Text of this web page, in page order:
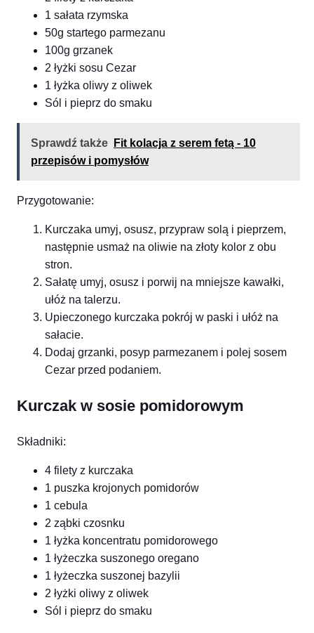
1 sałata rzymska
50g startego parmezanu
100g grzanek
2 łyżki sosu Cezar
1 łyżka oliwy z oliwek
Sól i pieprz do smaku
Sprawdź także
Fit kolacja z serem fetą - 10
przepisów i pomysłów
Przygotowanie:
Kurczaka umyj, osusz, przypraw solą i pieprzem,
następnie usmaż na oliwie na złoty kolor z obu
stron.
Sałatę umyj, osusz i porwij na mniejsze kawałki,
ułóż na talerzu.
Upieczonego kurczaka pokrój w paski i ułóż na
sałacie.
Dodaj grzanki, posyp parmezanem i polej sosem
Cezar przed podaniem.
Kurczak w sosie pomidorowym
Składniki:
4 filety z kurczaka
1 puszka krojonych pomidorów
1 cebula
2 ząbki czosnku
1 łyżka koncentratu pomidorowego
1 łyżeczka suszonego oregano
1 łyżeczka suszonej bazylii
2 łyżki oliwy z oliwek
Sól i pieprz do smaku